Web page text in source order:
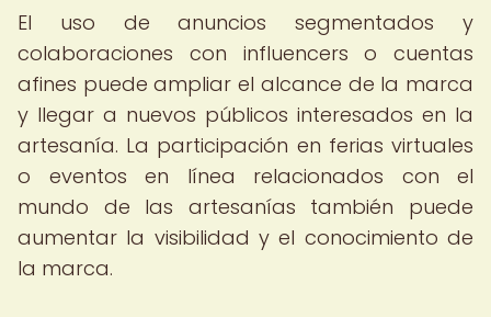
El uso de anuncios segmentados y
colaboraciones con influencers o cuentas
afines puede ampliar el alcance de la marca
y llegar a nuevos públicos interesados en la
artesanía. La participación en ferias virtuales
o eventos en línea relacionados con el
mundo de las artesanías también puede
aumentar la visibilidad y el conocimiento de
la marca.